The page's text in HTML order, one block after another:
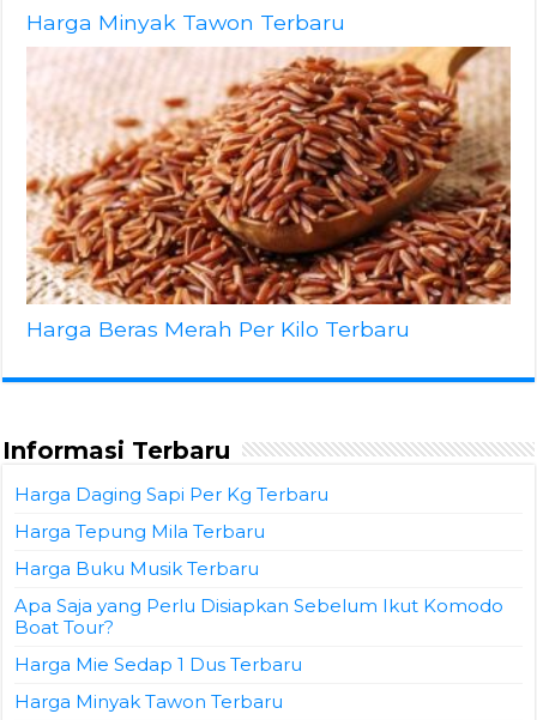
Harga Minyak Tawon Terbaru
Harga Beras Merah Per Kilo Terbaru
Informasi Terbaru
Harga Daging Sapi Per Kg Terbaru
Harga Tepung Mila Terbaru
Harga Buku Musik Terbaru
Apa Saja yang Perlu Disiapkan Sebelum Ikut Komodo
Boat Tour?
Harga Mie Sedap 1 Dus Terbaru
Harga Minyak Tawon Terbaru